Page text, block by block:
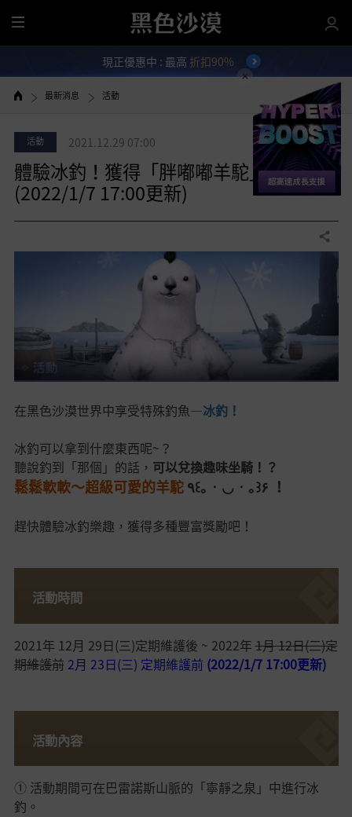
全
部
單
現正優惠中 : 最高 折扣90%
最新消息 活動
活動 2021.12.29 07:00
體驗冰釣！獲得「胖嘟嘟羊駝」！
(2022/1/7 17:00更新)
分享
在黑色沙漠世界中享受特殊釣魚—冰釣！
冰釣可以拿到什麼東西呢~？
聽說釣到「那個」的話， 可以兌換趣味坐騎！？
鬆鬆軟軟～超級可愛的羊駝 ٩꒰｡•◡•｡꒱۶ ！
趕快體驗冰釣樂趣，獲得多種豐富獎勵吧！
活動時間
2021年 12月 29日(三)定期維護後 ~ 2022年1月 12日(三)定
期維護前 2月 23日(三) 定期維護前 (2022/1/7 17:00更新)
活動內容
① 活動期間可在巴雷諾斯山脈的「寧靜之泉」中進行冰
釣。